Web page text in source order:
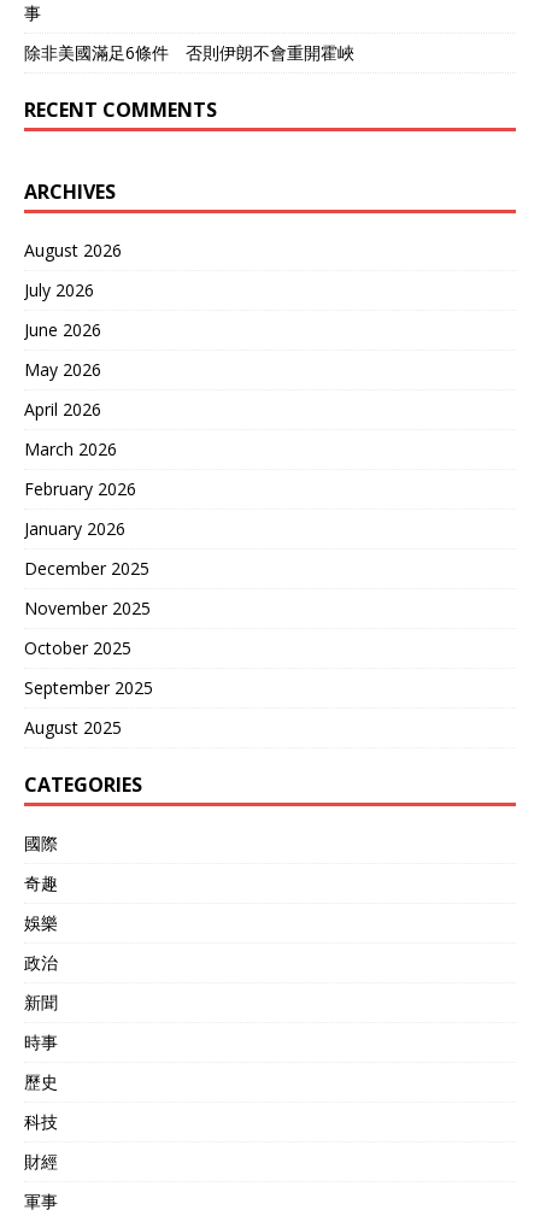
事
除非美國滿足6條件 否則伊朗不會重開霍峽
RECENT COMMENTS
ARCHIVES
August 2026
July 2026
June 2026
May 2026
April 2026
March 2026
February 2026
January 2026
December 2025
November 2025
October 2025
September 2025
August 2025
CATEGORIES
國際
奇趣
娛樂
政治
新聞
時事
歷史
科技
財經
軍事